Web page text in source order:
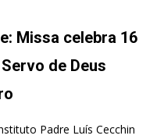
Missa celebra 16
de Deus
Padre Luís Cecchin